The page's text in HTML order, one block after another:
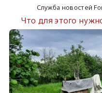
Служба новостей
Что для этого